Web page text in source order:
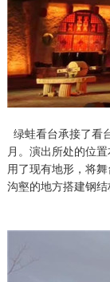
绿蛙看台承接了看
月。演出所处的位
用了现有地形，将
沟壑的地方搭建钢结